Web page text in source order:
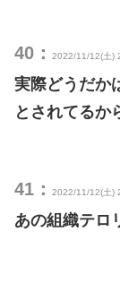
40： 2022/11/12(土)
実際どうだか
とされてるか
41： 2022/11/12(土)
あの組織テロ